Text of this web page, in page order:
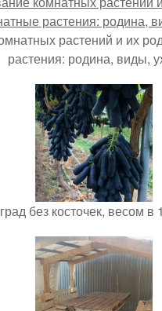
растений и их
растения: родина, виды,
без косточек, весом в